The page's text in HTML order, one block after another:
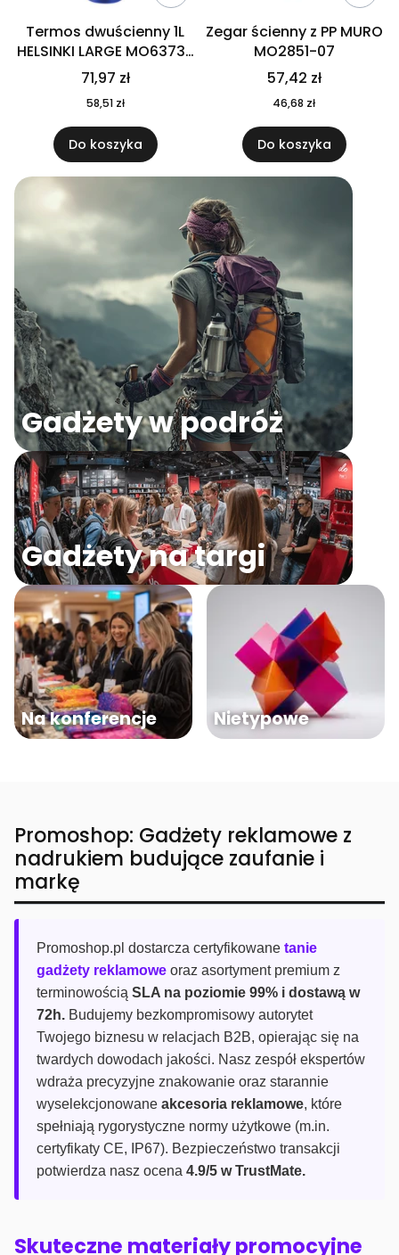
Termos dwuścienny 1L
HELSINKI LARGE MO6373-
04
71,97 zł
58,51 zł
Do koszyka
Zegar ścienny z PP MURO
MO2851-07
57,42 zł
46,68 zł
Do koszyka
Gadżety w podróż
Gadżety na targi
Na konferencje Nietypowe
Promoshop: Gadżety reklamowe z
nadrukiem budujące zaufanie i
markę
Promoshop.pl dostarcza certyfikowane tanie
gadżety reklamowe oraz asortyment premium z
terminowością SLA na poziomie 99% i dostawą w
72h. Budujemy bezkompromisowy autorytet
Twojego biznesu w relacjach B2B, opierając się na
twardych dowodach jakości. Nasz zespół ekspertów
wdraża precyzyjne znakowanie oraz starannie
wyselekcjonowane akcesoria reklamowe, które
spełniają rygorystyczne normy użytkowe (m.in.
certyfikaty CE, IP67). Bezpieczeństwo transakcji
potwierdza nasz ocena 4.9/5 w TrustMate.
Skuteczne materiały promocyjne